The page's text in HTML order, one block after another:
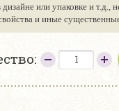
или упаковке и
и иные